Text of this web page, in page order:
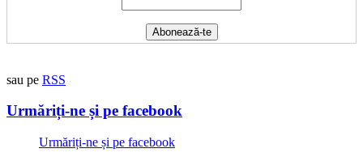
sau pe RSS
Urmăriți-ne și pe facebook
Urmăriți-ne și pe facebook